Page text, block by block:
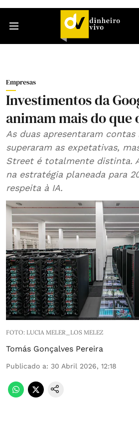
Empresas
Investimentos da
animam mais do que
As duas apresentaram
superaram as expetativas,
Street é totalmente distinta.
na estratégia planeada para
respeita à IA.
FOTO: LUCIA MELER_LOS MELEZ
Tomás Gonçalves Pereira
Publicado a: 30 Abril 2026, 12:18